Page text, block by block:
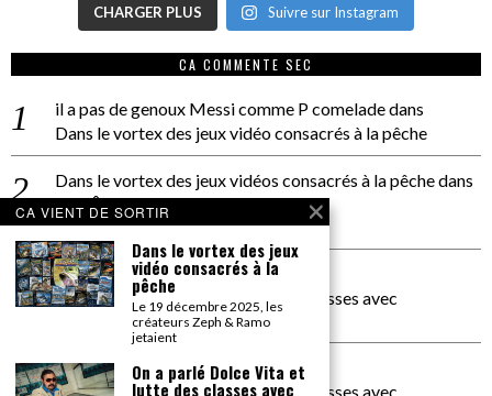
CHARGER PLUS Suivre sur Instagram
CA COMMENTE SEC
il a pas de genoux Messi comme P comeladedans
Dans le vortex des jeux vidéo consacrés à la pêche
Dans le vortex des jeux vidéos consacrés à la pêchedans
PACÔME THIELLEMENT
La séance d’Hip Gnose
La Patrie
dans
On a parlé Dolce Vita et lutte des classes avec
Bernardino Femminielli
carte noire negra à l'o tiededans
On a parlé Dolce Vita et lutte des classes avec
CA VIENT DE SORTIR
Dans le vortex des jeux
vidéo consacrés à la
pêche
Le 19 décembre 2025, les
créateurs Zeph & Ramo
jetaient
On a parlé Dolce Vita et
lutte des classes avec